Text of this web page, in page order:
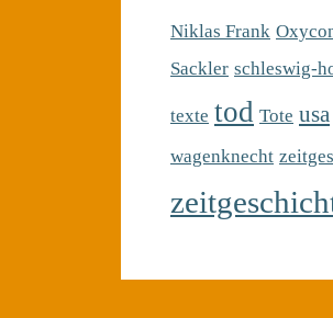
Niklas Frank
Sackler schleswig-
texte tod Tote usa
wagenknecht